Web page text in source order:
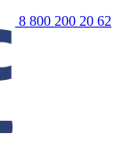
8 800 200 20 62